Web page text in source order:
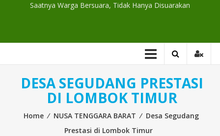
Saatnya Warga Bersuara, Tidak Hanya Disuarakan
DESA SEGUDANG PRESTASI
DI LOMBOK TIMUR
Home ⁄ NUSA TENGGARA BARAT ⁄ Desa Segudang
Prestasi di Lombok Timur